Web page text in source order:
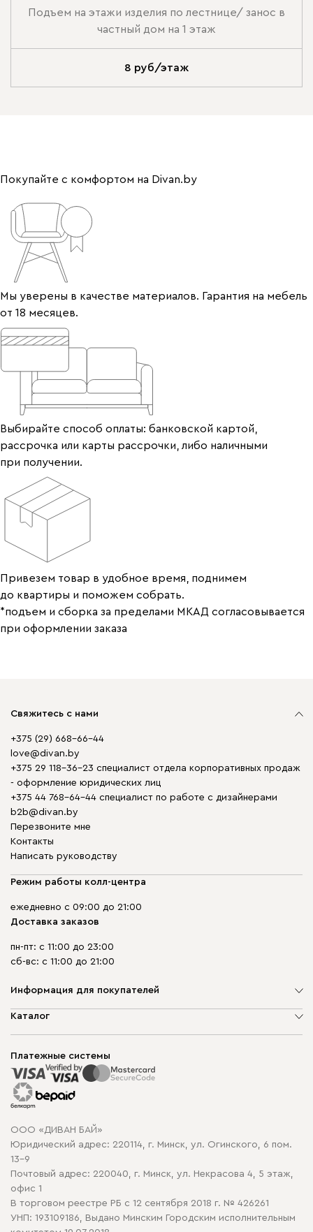
Подъем на этажи изделия по лестнице/ занос в
частный дом на 1 этаж
8 руб/этаж
Покупайте с комфортом на Divan.by
Мы уверены в качестве материалов. Гарантия на мебель
от 18 месяцев.
Выбирайте способ оплаты: банковской картой,
рассрочка или карты рассрочки, либо наличными
при получении.
Привезем товар в удобное время, поднимем
до квартиры и поможем собрать.
*подъем и сборка за пределами МКАД согласовывается
при оформлении заказа
Свяжитесь с нами
+375 (29) 668-66-44
love@divan.by
+375 29 118-36-23 специалист отдела корпоративных продаж
- оформление юридических лиц
+375 44 768-64-44 специалист по работе с дизайнерами
b2b@divan.by
Перезвоните мне
Контакты
Написать руководству
Режим работы колл-центра
ежедневно с 09:00 до 21:00
Доставка заказов
пн-пт: с 11:00 до 23:00
сб-вс: с 11:00 до 21:00
Информация для покупателей
О компании
Способы оплаты
Рассрочка и кредит
Гарантия
Карта сайта
Политика конфиденциальности
Политика в отношении обработки cookie
Каталог
Корпусная мебель
Распродажа мебели
Платежные системы
ООО «ДИВАН БАЙ»
Юридический адрес: 220114, г. Минск, ул. Огинского, 6 пом.
13-9
Почтовый адрес: 220040, г. Минск, ул. Некрасова 4, 5 этаж,
офис 1
В торговом реестре РБ с 12 сентября 2018 г. № 426261
УНП: 193109186, Выдано Минским Городским исполнительным